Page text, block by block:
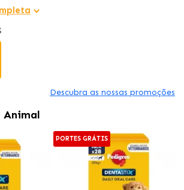
L-carnitina; com ingredientes
a energia.
Descubra as nossas promoções
Animal
PORTES GRÁTIS